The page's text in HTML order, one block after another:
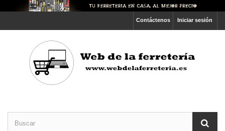
Iniciar sesión
Contáctenos